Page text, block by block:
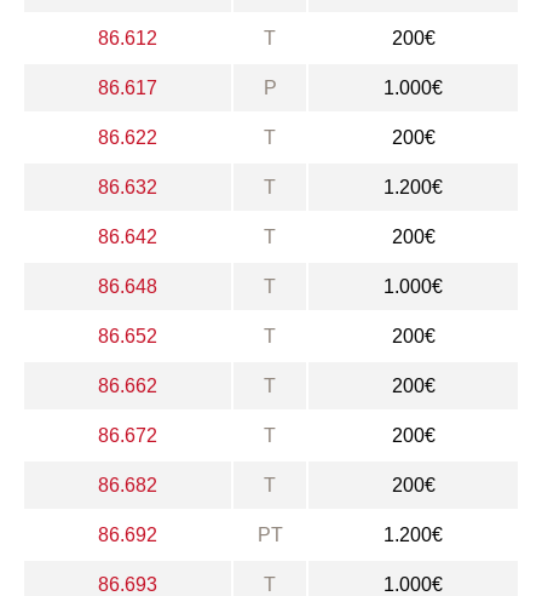
86.612 T 200€
86.617 P 1.000€
86.622 T 200€
86.632 T 1.200€
86.642 T 200€
86.648 T 1.000€
86.652 T 200€
86.662 T 200€
86.672 T 200€
86.682 T 200€
86.692 PT 1.200€
86.693 T 1.000€